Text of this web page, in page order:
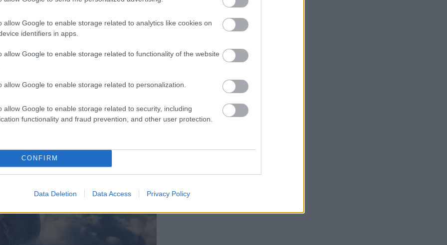
allow Google to enable storage related to analytics like cookies on
identifiers in apps.
allow Google to enable storage related to functionality of the website
allow Google to enable storage related to personalization.
allow Google to enable storage related to security, including
functionality and fraud prevention, and other user protection.
CONFIRM
Data Deletion Data Access Privacy Policy
LIBRARY/GettyImages
vagy saját magaddal
a társas kapcsolataidba
az evéshez: válts nézőpontot, éljen a pozitív